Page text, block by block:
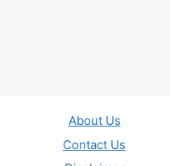
About Us
Contact Us